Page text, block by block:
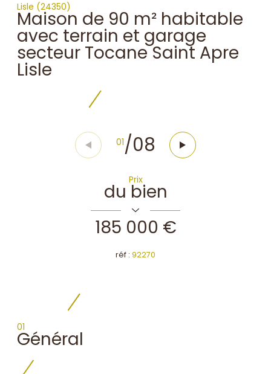
Lisle (24350)
Maison de 90 m² habitable
avec terrain et garage
secteur Tocane Saint Apre
Lisle
01/08
Prix
du bien
185 000 €
réf : 92270
01
Général